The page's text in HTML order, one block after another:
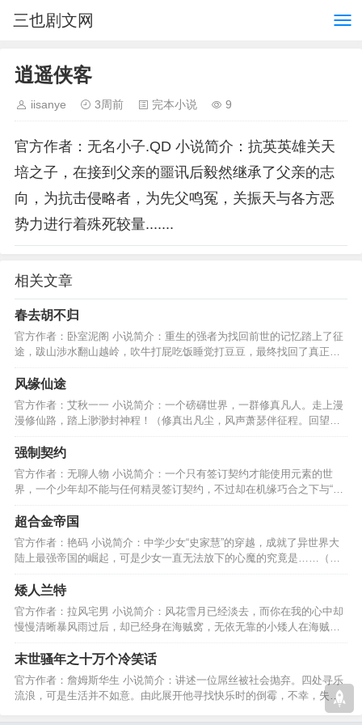
三也剧文网
逍遥侠客
iisanye 3周前 完本小说 9
官方作者：无名小子.QD 小说简介：抗英英雄关天
培之子，在接到父亲的噩讯后毅然继承了父亲的志
向，为抗击侵略者，为先父鸣冤，关振天与各方恶
势力进行着殊死较量.......
相关文章
春去胡不归
官方作者：卧室泥阁 小说简介：重生的强者为找回前世的记忆踏上了征
途，跋山涉水翻山越岭，吹牛打屁吃饭睡觉打豆豆，最终找回了真正的
自我并走上了巅峰之路。…
风缘仙途
官方作者：艾秋一一 小说简介：一个磅礴世界，一群修真凡人。走上漫
漫修仙路，踏上渺渺封神程！（修真出凡尘，风声萧瑟伴征程。回望来
时的路，就是永恒。）…
强制契约
官方作者：无聊人物 小说简介：一个只有签订契约才能使用元素的世
界，一个少年却不能与任何精灵签订契约，不过却在机缘巧合之下与“精
灵王”签订了契约………
超合金帝国
官方作者：艳码 小说简介：中学少女“史家慧”的穿越，成就了异世界大
陆上最强帝国的崛起，可是少女一直无法放下的心魔的究竟是……（是
作者自己画的封面~）…
矮人兰特
官方作者：拉风宅男 小说简介：风花雪月已经淡去，而你在我的心中却
慢慢清晰暴风雨过后，却已经身在海贼窝，无依无靠的小矮人在海贼窝
里开始自己的冒险。。。…
末世骚年之十万个冷笑话
官方作者：詹姆斯华生 小说简介：讲述一位屌丝被社会抛弃。四处寻乐
流浪，可是生活并不如意。由此展开他寻找快乐时的倒霉，不幸，失